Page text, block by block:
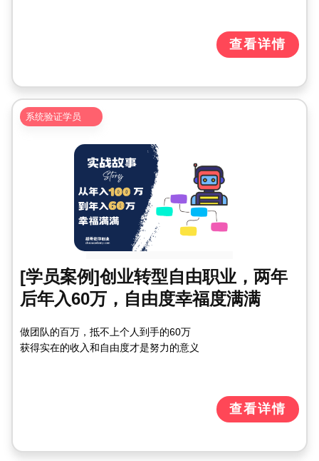
查看详情
系统验证学员
[学员案例]创业转型自由职业，两年
后年入60万，自由度幸福度满满
做团队的百万，抵不上个人到手的60万
获得实在的收入和自由度才是努力的意义
查看详情